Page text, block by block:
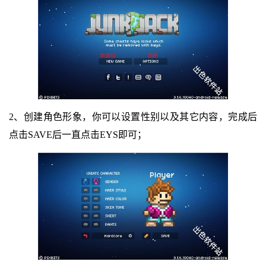
2、创建角色形象，你可以设置性别以及其它内容，完成后
点击SAVE后一直点击EYS即可；